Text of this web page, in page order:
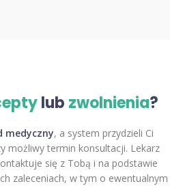
lub zwolnienia?
medyczny, a system przydzieli Ci
możliwy termin konsultacji. Lekarz
się z Tobą i na podstawie
zaleceniach, w tym o ewentualnym